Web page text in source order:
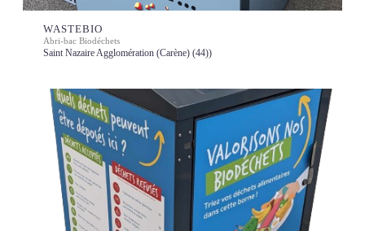
WASTEBIO
Abri-bac Biodéchets
Saint Nazaire Agglomération (Carène) (44))